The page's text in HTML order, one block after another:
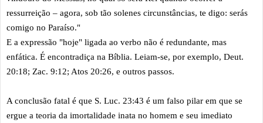
ressurreição – agora, sob tão solenes circunstâncias, te digo: serás
comigo no Paraíso."
E a expressão "hoje" ligada ao verbo não é redundante, mas
enfática. É encontradiça na Bíblia. Leiam-se, por exemplo, Deut.
20:18; Zac. 9:12; Atos 20:26, e outros passos.
A conclusão fatal é que S. Luc. 23:43 é um falso pilar em que se
ergue a teoria da imortalidade inata no homem e seu imediato